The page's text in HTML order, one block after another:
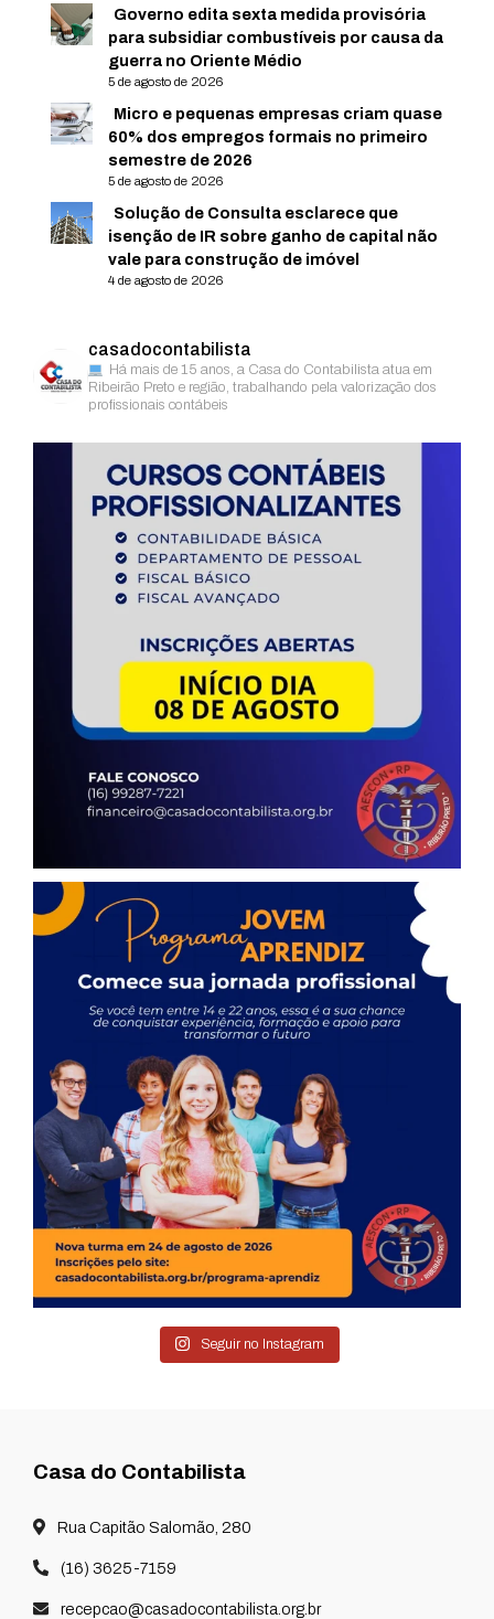
Governo edita sexta medida provisória
para subsidiar combustíveis por causa da
guerra no Oriente Médio
5 de agosto de 2026
Micro e pequenas empresas criam quase
60% dos empregos formais no primeiro
semestre de 2026
5 de agosto de 2026
Solução de Consulta esclarece que
isenção de IR sobre ganho de capital não
vale para construção de imóvel
4 de agosto de 2026
casadocontabilista
Há mais de 15 anos, a Casa do Contabilista atua em
Ribeirão Preto e região, trabalhando pela valorização dos
profissionais contábeis
Seguir no Instagram
Casa do Contabilista
Rua Capitão Salomão, 280
(16) 3625-7159
recepcao@casadocontabilista.org.br